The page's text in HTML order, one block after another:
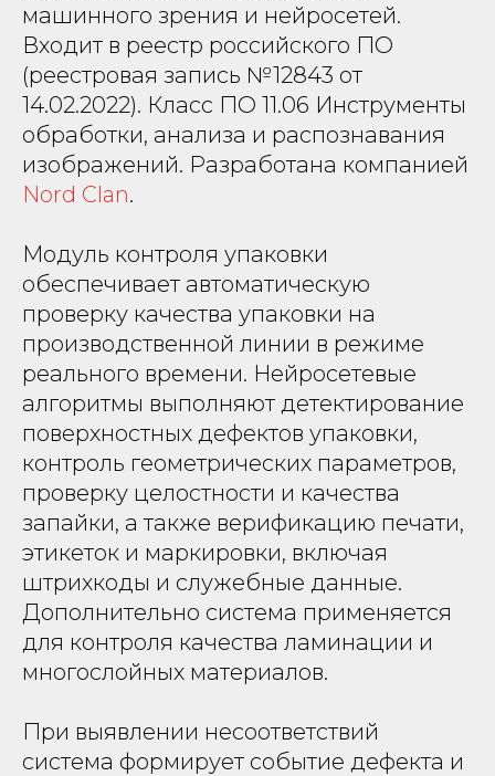
машинного зрения и нейросетей.
Входит в реестр российского ПО
(реестровая запись №12843 от
14.02.2022). Класс ПО 11.06 Инструменты
обработки, анализа и распознавания
изображений. Разработана компанией
Nord Clan.
Модуль контроля упаковки
обеспечивает автоматическую
проверку качества упаковки на
производственной линии в режиме
реального времени. Нейросетевые
алгоритмы выполняют детектирование
поверхностных дефектов упаковки,
контроль геометрических параметров,
проверку целостности и качества
запайки, а также верификацию печати,
этикеток и маркировки, включая
штрихкоды и служебные данные.
Дополнительно система применяется
для контроля качества ламинации и
многослойных материалов.
При выявлении несоответствий
система формирует событие дефекта и